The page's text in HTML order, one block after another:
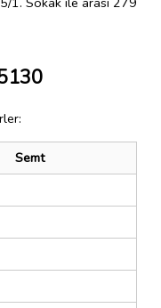
Semt